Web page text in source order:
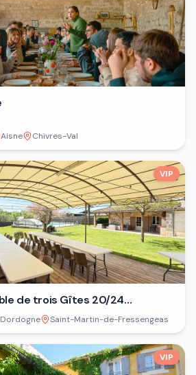
Aisne Chivres-Val
VIP
de trois Gîtes 20/24
Dordogne Saint-Martin-de-Fressengeas
VIP